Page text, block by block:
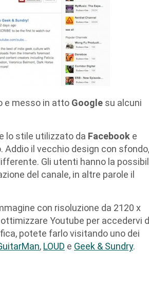
e messo in atto Google su alcuni
lo stile utilizzato da Facebook e
il vecchio design con sfondo,
Gli utenti hanno la
del canale, in altre parole il
con risoluzione da 2120 x
Youtube per accedervi
potete farlo visitando uno dei
, LOUD e Geek & Sundry.